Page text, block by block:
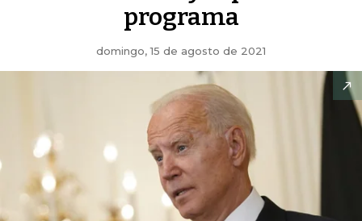
programa
domingo, 15 de agosto de 2021